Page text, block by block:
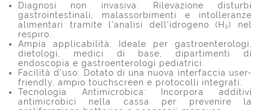
Diagnosi non invasiva: Rilevazione disturbi
gastrointestinali, malassorbimenti e intolleranze
alimentari tramite l'analisi dell'idrogeno (H₂) nel
respiro.
Ampia applicabilità: Ideale per gastroenterologi,
dietologi, medici di base, dipartimenti di
endoscopia e gastroenterologi pediatrici.
Facilità d'uso: Dotato di una nuova interfaccia user-
friendly, ampio touchscreen e protocolli integrati.
Tecnologia Antimicrobica: Incorpora additivi
antimicrobici nella cassa per prevenire la